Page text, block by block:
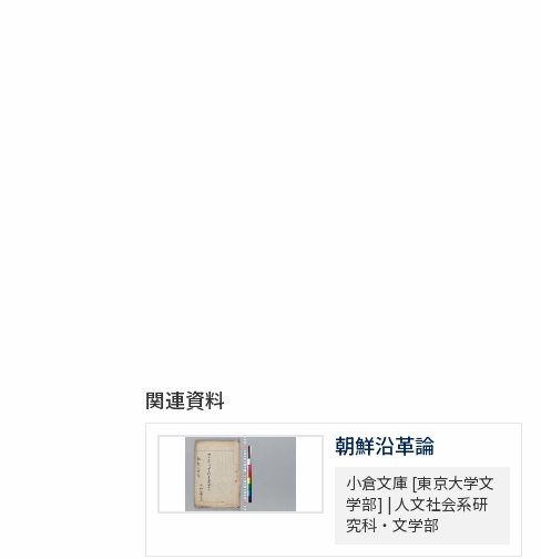
関連資料
朝鮮沿革論
小倉文庫 [東京大学文
学部] | 人文社会系研
究科・文学部